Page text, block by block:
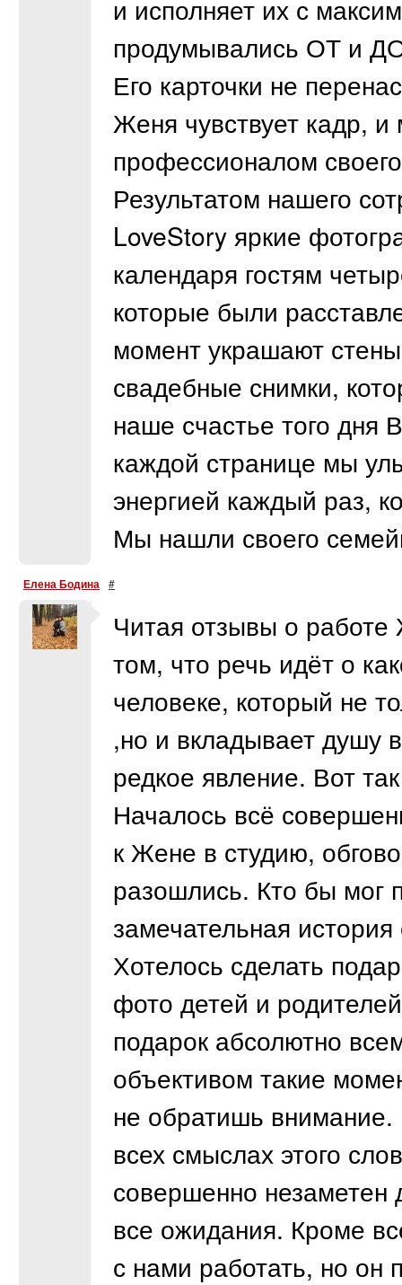
и исполняет их с
продумывались ОТ и
Его карточки не
Женя чувствует кадр,
профессионалом
Результатом нашего
LoveStory яркие
календаря гостям
которые были
момент украшают
свадебные снимки,
наше счастье того дня
каждой странице мы
энергией каждый раз,
Мы нашли своего
Елена Бодина #
Читая отзывы о
том, что речь идёт о
человеке, который не
,но и вкладывает душу
редкое явление. Вот
Началось всё
к Жене в студию,
разошлись. Кто бы мог
замечательная
Хотелось сделать
фото детей и
подарок абсолютно
объективом такие
не обратишь
всех смыслах этого
совершенно незаметен
все ожидания. Кроме
с нами работать, но он